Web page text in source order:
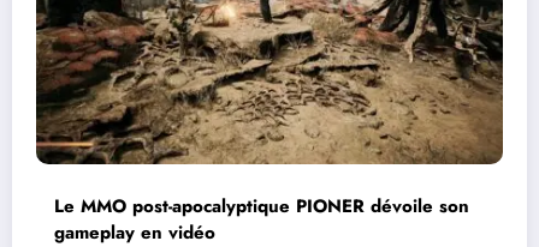
Le MMO post-apocalyptique PIONER dévoile son
gameplay en vidéo